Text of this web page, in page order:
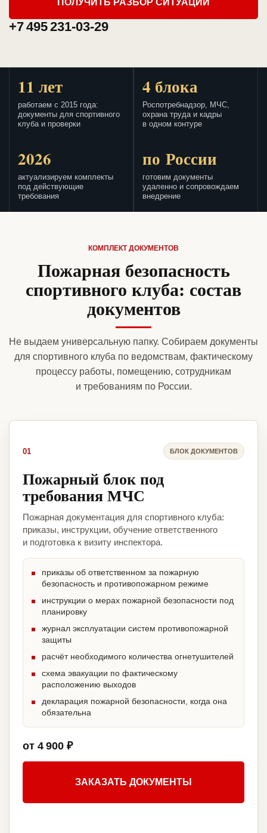
+7 495 231-03-29
11 лет
работаем с 2015 года:
документы для спортивного
клуба и проверки
4 блока
Роспотребнадзор, МЧС,
охрана труда и кадры
в одном контуре
2026
актуализируем комплекты
под действующие
требования
по России
готовим документы
удаленно и сопровождаем
внедрение
КОМПЛЕКТ ДОКУМЕНТОВ
Пожарная безопасность
спортивного клуба: состав
документов
Не выдаем универсальную папку. Собираем документы
для спортивного клуба по ведомствам, фактическому
процессу работы, помещению, сотрудникам
и требованиям по России.
01 БЛОК ДОКУМЕНТОВ
Пожарный блок под
требования МЧС
Пожарная документация для спортивного клуба:
приказы, инструкции, обучение ответственного
и подготовка к визиту инспектора.
приказы об ответственном за пожарную
безопасность и противопожарном режиме
инструкции о мерах пожарной безопасности под
планировку
журнал эксплуатации систем противопожарной
защиты
расчёт необходимого количества огнетушителей
схема эвакуации по фактическому
расположению выходов
декларация пожарной безопасности, когда она
обязательна
от 4 900 ₽
ЗАКАЗАТЬ ДОКУМЕНТЫ